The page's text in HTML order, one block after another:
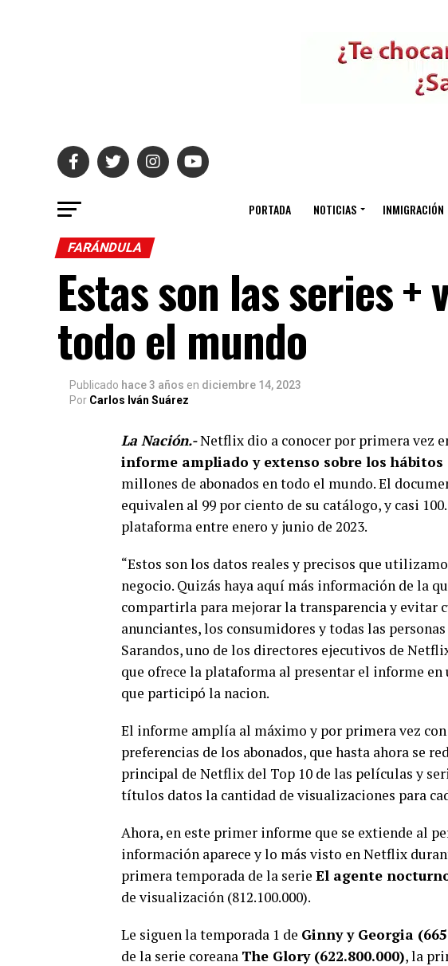
PORTADA NOTICIAS INMIGRACIÓN
FARÁNDULA
Estas son las series
todo el mundo
Publicado hace 3 años en diciembre 14, 2023
Por Carlos Iván Suárez
La Nación.-Netflix dio a conocer por primera vez
informe ampliado y extenso sobre los hábitos
millones de abonados en todo el mundo. El
equivalen al 99 por ciento de su catálogo, y casi
plataforma entre enero y junio de 2023.
“Estos son los datos reales y precisos que
negocio. Quizás haya aquí más información de la
compartirla para mejorar la transparencia y evitar
anunciantes, los consumidores y todas las
Sarandos, uno de los directores ejecutivos de
que ofrece la plataforma al presentar el informe en
que participó la nacion.
El informe amplía al máximo y por primera vez
preferencias de los abonados, que hasta ahora se
principal de Netflix del Top 10 de las películas y
títulos datos la cantidad de visualizaciones para
Ahora, en este primer informe que se extiende al
información aparece y lo más visto en Netflix
primera temporada de la serie El agente
de visualización (812.100.000).
Le siguen la temporada 1 de Ginny y Georgia
de la serie coreana The Glory (622.800.000), la